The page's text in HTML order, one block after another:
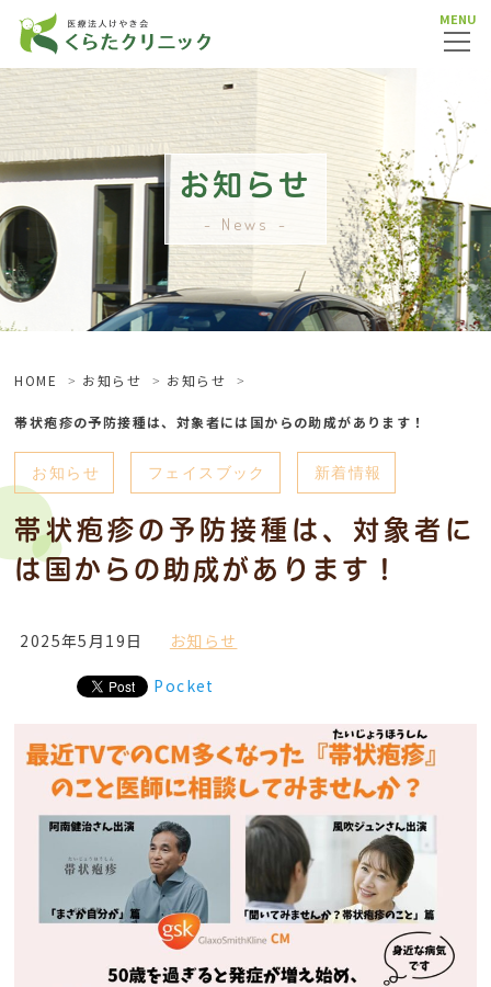
MENU
お知らせ
News
HOME お知らせ お知らせ
帯状疱疹の予防接種は、対象者には国からの助成があります！
お知らせ フェイスブック 新着情報
帯状疱疹の予防接種は、対象者に
は国からの助成があります！
2025年5月19日 お知らせ
Pocket